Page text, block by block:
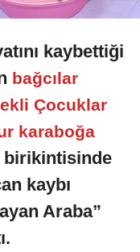
kaybettiği
bağcılar
Çocuklar
karaboğa
birikintisinde
kaybı
Araba”